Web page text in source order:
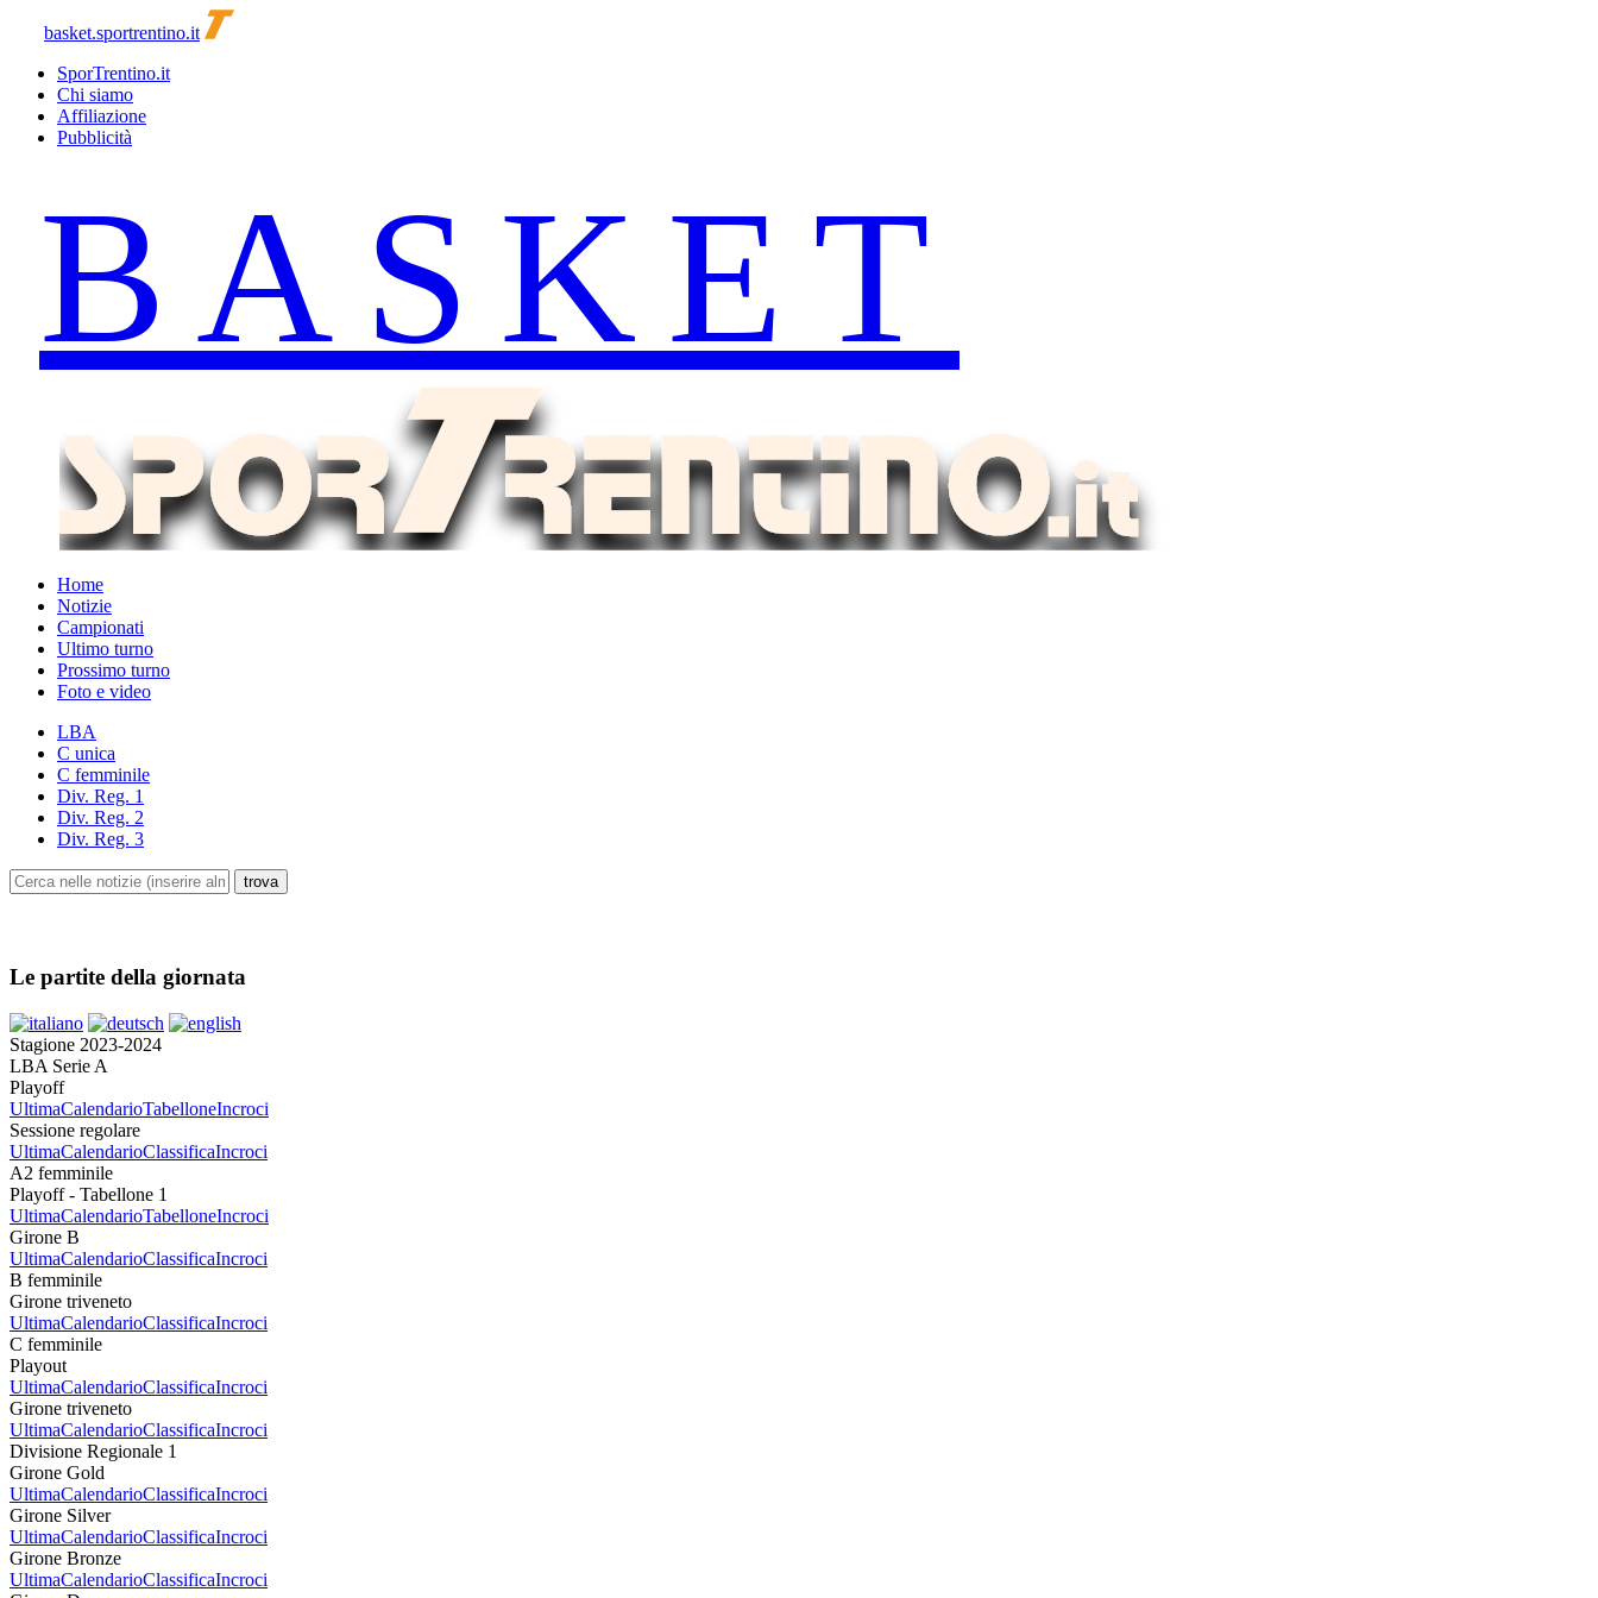
basket.sportrentino.it
SporTrentino.it
Chi siamo
Affiliazione
Pubblicità
Home
Notizie
Campionati
Ultimo turno
Prossimo turno
Foto e video
LBA
C unica
C femminile
Div. Reg. 1
Div. Reg. 2
Div. Reg. 3
Le partite della giornata
Stagione 2023-2024
LBA Serie A
Playoff
UltimaCalendarioTabelloneIncroci
Sessione regolare
UltimaCalendarioClassificaIncroci
A2 femminile
Playoff - Tabellone 1
UltimaCalendarioTabelloneIncroci
Girone B
UltimaCalendarioClassificaIncroci
B femminile
Girone triveneto
UltimaCalendarioClassificaIncroci
C femminile
Playout
UltimaCalendarioClassificaIncroci
Girone triveneto
UltimaCalendarioClassificaIncroci
Divisione Regionale 1
Girone Gold
UltimaCalendarioClassificaIncroci
Girone Silver
UltimaCalendarioClassificaIncroci
Girone Bronze
UltimaCalendarioClassificaIncroci